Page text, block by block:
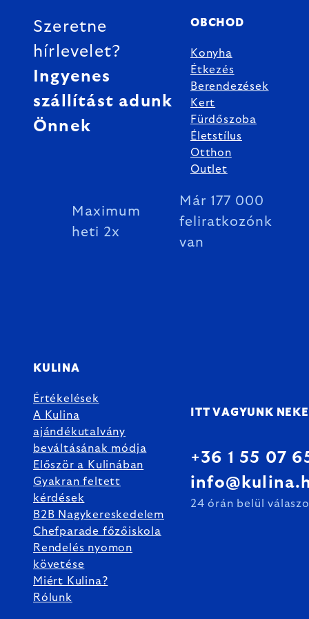
Szeretne
hírlevelet?
Ingyenes
szállítást adunk
Önnek
Maximum
heti 2x
Már 177 000
feliratkozónk
van
OBCHOD
Konyha
Étkezés
Berendezések
Kert
Fürdőszoba
Életstílus
Otthon
Outlet
KULINA
Értékelések
A Kulina
ajándékutalvány
beváltásának módja
Először a Kulinában
Gyakran feltett
kérdések
B2B Nagykereskedelem
Chefparade főzőiskola
Rendelés nyomon
követése
Miért Kulina?
Rólunk
ITT VAGYUNK
+36 1 55 07
24 órán belül